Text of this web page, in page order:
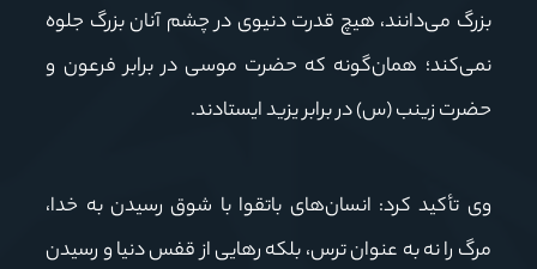
بزرگ می‌دانند، هیچ قدرت دنیوی در چشم آنان بزرگ جلوه
نمی‌کند؛ همان‌گونه که حضرت موسی در برابر فرعون و
حضرت زینب (س) در برابر یزید ایستادند.
وی تأکید کرد: انسان‌های باتقوا با شوق رسیدن به خدا،
مرگ را نه به عنوان ترس، بلکه رهایی از قفس دنیا و رسیدن